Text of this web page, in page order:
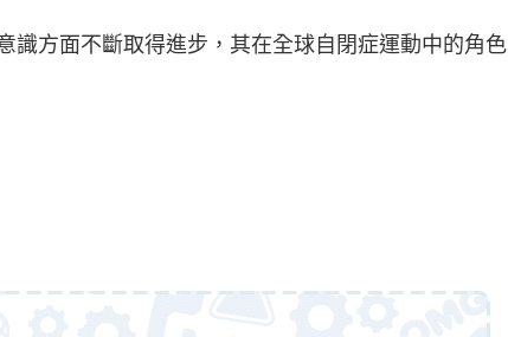
識方面不斷取得進步，其在全球自閉症運動中的角色